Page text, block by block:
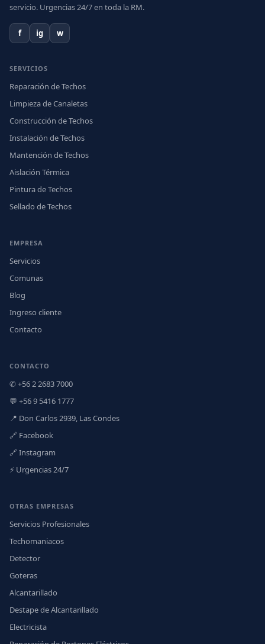
servicio. Urgencias 24/7 en toda la RM.
f ig w
SERVICIOS
Reparación de Techos
Limpieza de Canaletas
Construcción de Techos
Instalación de Techos
Mantención de Techos
Aislación Térmica
Pintura de Techos
Sellado de Techos
EMPRESA
Servicios
Comunas
Blog
Ingreso cliente
Contacto
CONTACTO
✆ +56 2 2683 7000
💬 +56 9 5416 1777
📍 Don Carlos 2939, Las Condes
🔗 Facebook
🔗 Instagram
⚡ Urgencias 24/7
OTRAS EMPRESAS
Servicios Profesionales
Techomaniacos
Detector
Goteras
Alcantarillado
Destape de Alcantarillado
Electricista